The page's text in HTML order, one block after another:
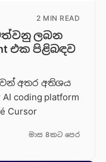
2 MIN READ
ලබන
එක පිළිබඳව
අතර අතිශය
coding platform
Cursor
මාස 8කට පෙර